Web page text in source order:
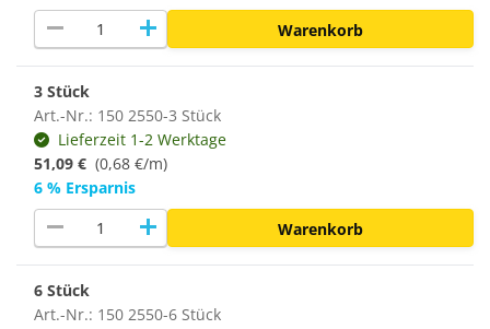
remove add Warenkorb
3 Stück
Art.-Nr.: 150 2550-3 Stück
Lieferzeit 1-2 Werktage
51,09 € (0,68 €/m)
6 % Ersparnis
remove add Warenkorb
6 Stück
Art.-Nr.: 150 2550-6 Stück